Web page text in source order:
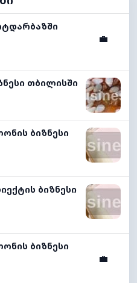
💼
თბილისში
ბიზნესი
ბიზნესი
ბიზნესი
💼